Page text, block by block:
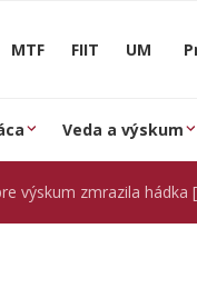
MTF FIIT UM
Veda a výskum
zmrazila hádka [Pravda]